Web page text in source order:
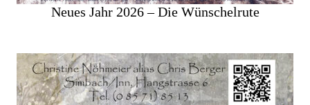
Neues Jahr 2026 – Die Wünschelrute